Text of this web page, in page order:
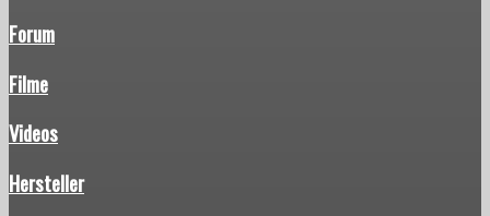
Forum
Filme
Videos
Hersteller